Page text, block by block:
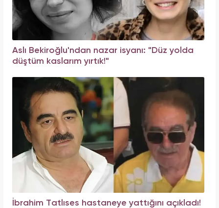
Aslı Bekiroğlu'ndan nazar isyanı: "Düz yolda
düştüm kaslarım yırtık!"
İbrahim Tatlıses hastaneye yattığını açıkladı!